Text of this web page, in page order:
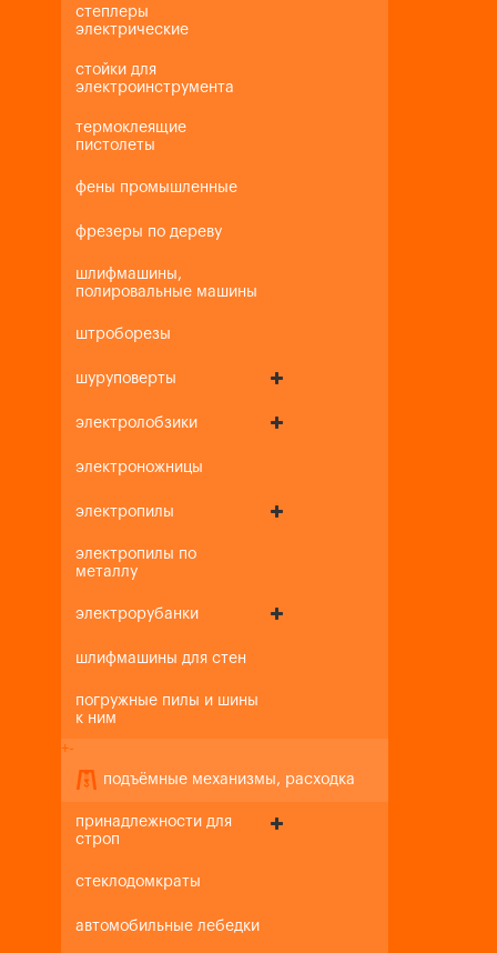
степлеры
электрические
стойки для
электроинструмента
термоклеящие
пистолеты
фены промышленные
фрезеры по дереву
шлифмашины,
полировальные машины
штроборезы
шуруповерты
электролобзики
электроножницы
электропилы
электропилы по
металлу
электрорубанки
шлифмашины для стен
погружные пилы и шины
к ним
+-
подъёмные механизмы, расходка
принадлежности для
строп
стеклодомкраты
автомобильные лебедки